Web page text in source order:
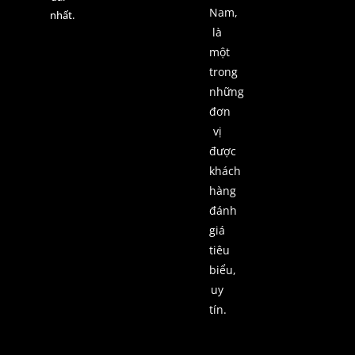
nhất.
Nam,
là
một
trong
những
đơn
vị
được
khách
hàng
đánh
giá
tiêu
biểu,
uy
tín.